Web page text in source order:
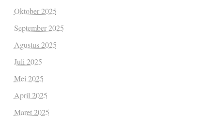
Oktober 2025
September 2025
Agustus 2025
Juli 2025
Mei 2025
April 2025
Maret 2025